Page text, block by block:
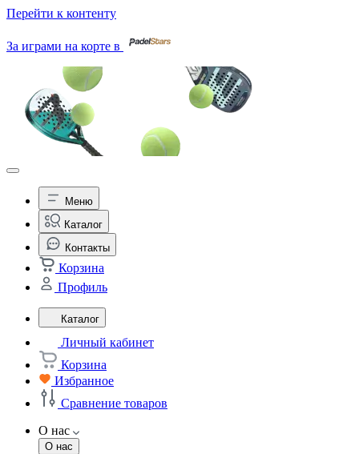
Перейти к контенту
За играми на корте в
Меню
Каталог
Контакты
Корзина
Профиль
Каталог
Личный кабинет
Корзина
Избранное
Сравнение товаров
О нас
О нас